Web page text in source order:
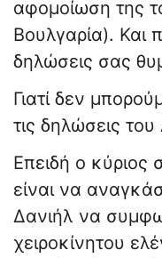
αφομοίωση της
Βουλγαρία). Και
δηλώσεις σας
Γιατί δεν
τις δηλώσεις του
Επειδή ο κύριος
είναι να
Δανιήλ να
χειροκίνητου